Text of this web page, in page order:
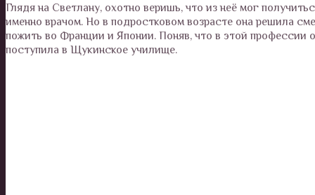
Глядя на Светлану, охотно веришь, что из неё мог
именно врачом. Но в подростковом возрасте она решила
пожить во Франции и Японии. Поняв, что в этой профессии
поступила в Щукинское училище.